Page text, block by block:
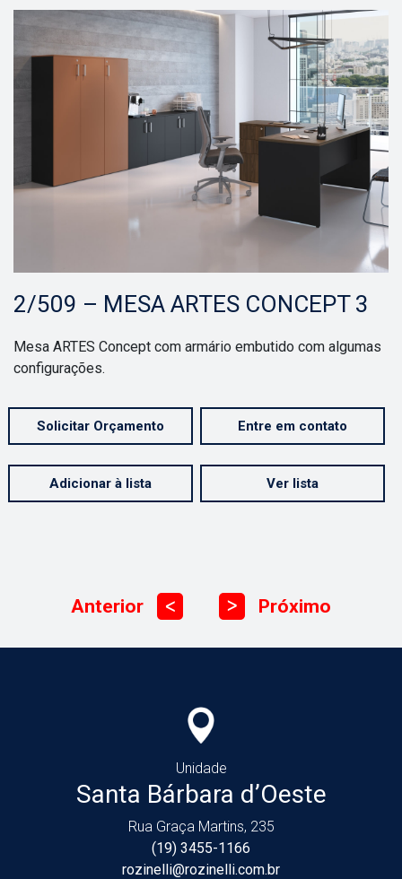
2/509 – MESA ARTES CONCEPT 3
Mesa ARTES Concept com armário embutido com algumas
configurações.
Solicitar Orçamento Entre em contato
Adicionar à lista Ver lista
Anterior ᐳ ᐳ Próximo
Unidade
Santa Bárbara d’Oeste
Rua Graça Martins, 235
(19) 3455-1166
rozinelli@rozinelli.com.br